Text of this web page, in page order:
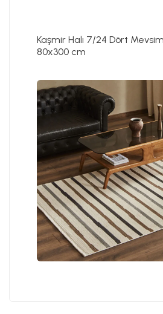
Kaşmir Halı 7/24 Dört
80x300 cm